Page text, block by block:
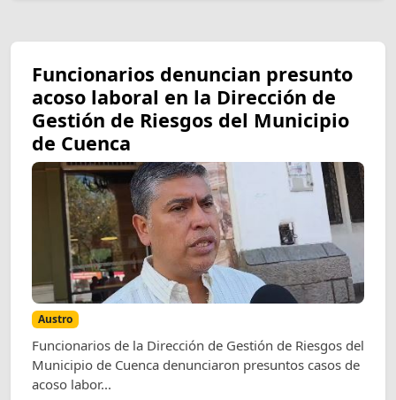
Funcionarios denuncian presunto
acoso laboral en la Dirección de
Gestión de Riesgos del Municipio
de Cuenca
Austro
Funcionarios de la Dirección de Gestión de Riesgos del
Municipio de Cuenca denunciaron presuntos casos de
acoso labor...